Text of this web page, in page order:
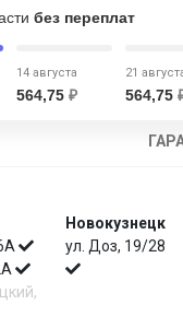
без переплат
14 августа
564,75 ₽
21
564,75
Новокузнецк
ул. Доз, 19/28